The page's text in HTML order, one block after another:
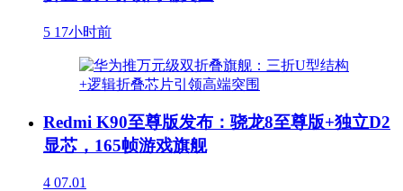
5 17小时前
Redmi K90至尊版发布：骁龙8至尊版+独立D2
显芯，165帧游戏旗舰
4 07.01